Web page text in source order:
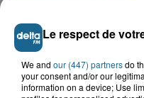
Crédit :
LE COCKTAIL
Tous les samedis et
Le respect de
We and our (447) partnersdo
your consent and/or our
information on a device; Use